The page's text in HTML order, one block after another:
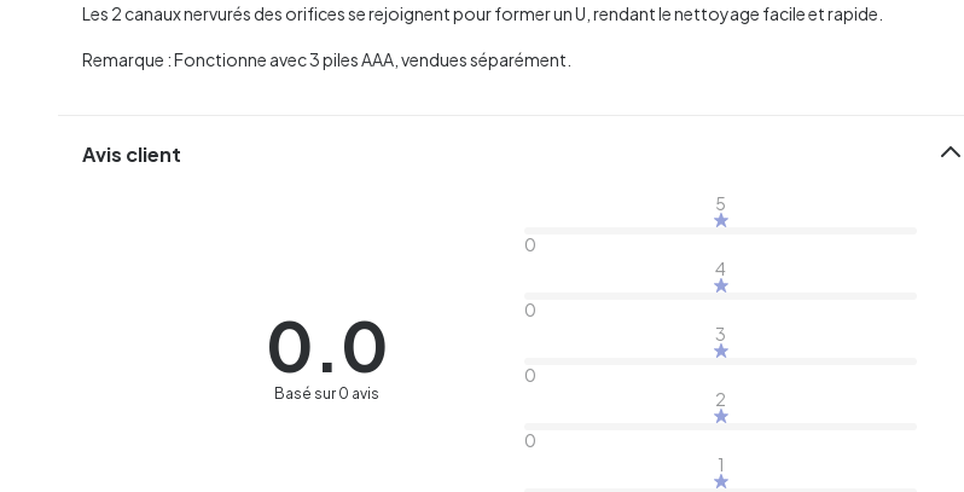
Les 2 canaux nervurés des orifices se rejoignent pour former un U, rendant le nettoyage facile et rapide.
Remarque : Fonctionne avec 3 piles AAA, vendues séparément.
Avis client
0.0
Basé sur 0 avis
5
0
4
0
3
0
2
0
1